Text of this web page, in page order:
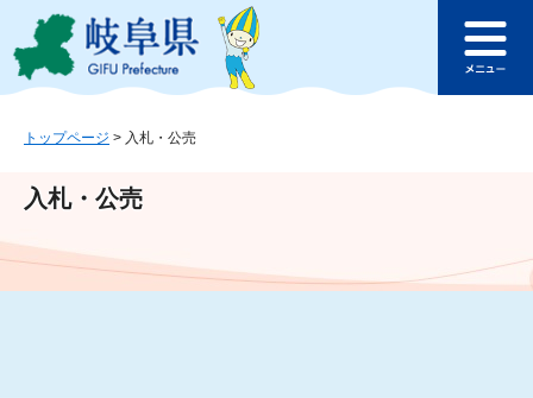
ジ
ュ
文
このページの本文へ
ュ
トップページ > 入札・公売
入札・公売